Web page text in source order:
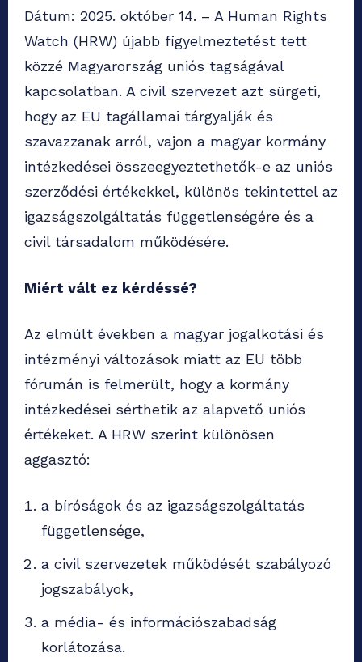
Dátum: 2025. október 14. – A Human Rights
Watch (HRW) újabb figyelmeztetést tett
közzé Magyarország uniós tagságával
kapcsolatban. A civil szervezet azt sürgeti,
hogy az EU tagállamai tárgyalják és
szavazzanak arról, vajon a magyar kormány
intézkedései összeegyeztethetők-e az uniós
szerződési értékekkel, különös tekintettel az
igazságszolgáltatás függetlenségére és a
civil társadalom működésére.
Miért vált ez kérdéssé?
Az elmúlt években a magyar jogalkotási és
intézményi változások miatt az EU több
fórumán is felmerült, hogy a kormány
intézkedései sérthetik az alapvető uniós
értékeket. A HRW szerint különösen
aggasztó:
a bíróságok és az igazságszolgáltatás
függetlensége,
a civil szervezetek működését szabályozó
jogszabályok,
a média- és információszabadság
korlátozása.